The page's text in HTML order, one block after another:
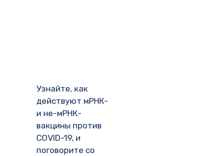
Узнайте, как
действуют мРНК-
и не-мРНК-
вакцины против
COVID-19, и
поговорите со